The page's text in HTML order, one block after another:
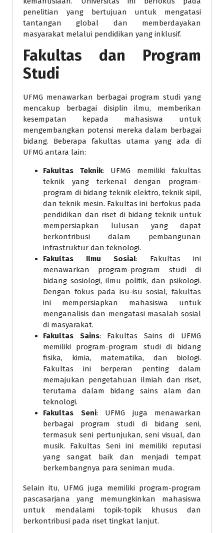
penelitian yang bertujuan untuk mengatasi
tantangan global dan memberdayakan
masyarakat melalui pendidikan yang inklusif.
Fakultas dan Program
Studi
UFMG menawarkan berbagai program studi yang
mencakup berbagai disiplin ilmu, memberikan
kesempatan kepada mahasiswa untuk
mengembangkan potensi mereka dalam berbagai
bidang. Beberapa fakultas utama yang ada di
UFMG antara lain:
Fakultas Teknik: UFMG memiliki fakultas
teknik yang terkenal dengan program-
program di bidang teknik elektro, teknik sipil,
dan teknik mesin. Fakultas ini berfokus pada
pendidikan dan riset di bidang teknik untuk
mempersiapkan lulusan yang dapat
berkontribusi dalam pembangunan
infrastruktur dan teknologi.
Fakultas Ilmu Sosial: Fakultas ini
menawarkan program-program studi di
bidang sosiologi, ilmu politik, dan psikologi.
Dengan fokus pada isu-isu sosial, fakultas
ini mempersiapkan mahasiswa untuk
menganalisis dan mengatasi masalah sosial
di masyarakat.
Fakultas Sains: Fakultas Sains di UFMG
memiliki program-program studi di bidang
fisika, kimia, matematika, dan biologi.
Fakultas ini berperan penting dalam
memajukan pengetahuan ilmiah dan riset,
terutama dalam bidang sains alam dan
teknologi.
Fakultas Seni: UFMG juga menawarkan
berbagai program studi di bidang seni,
termasuk seni pertunjukan, seni visual, dan
musik. Fakultas Seni ini memiliki reputasi
yang sangat baik dan menjadi tempat
berkembangnya para seniman muda.
Selain itu, UFMG juga memiliki program-program
pascasarjana yang memungkinkan mahasiswa
untuk mendalami topik-topik khusus dan
berkontribusi pada riset tingkat lanjut.